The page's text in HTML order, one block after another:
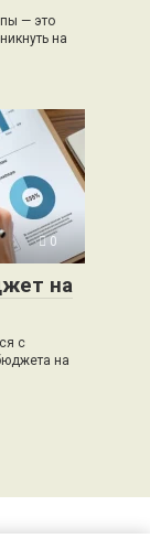
— это
на
0
на
с
на